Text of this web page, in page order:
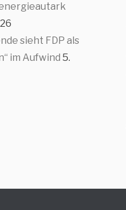
sieht FDP als
im Aufwind 5.